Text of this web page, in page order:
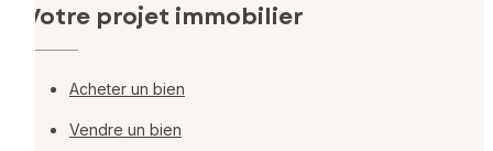
Votre projet immobilier
Acheter un bien
Vendre un bien